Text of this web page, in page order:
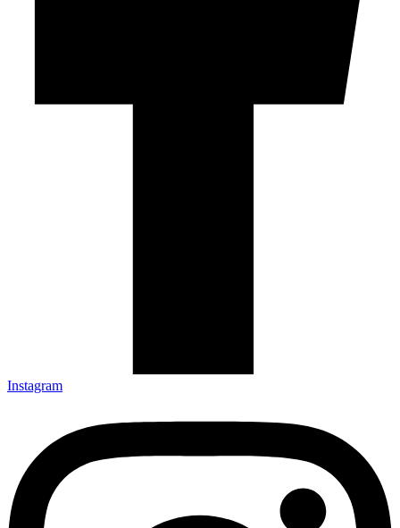
Instagram